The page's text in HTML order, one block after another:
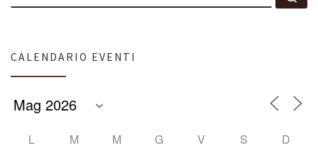
CALENDARIO EVENTI
L M M G V S D